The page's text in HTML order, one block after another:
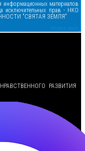
информационных материалов
исключительных прав - НКО
"СВЯТАЯ ЗЕМЛЯ"
Сделано в samsite
РАЗВИТИЯ